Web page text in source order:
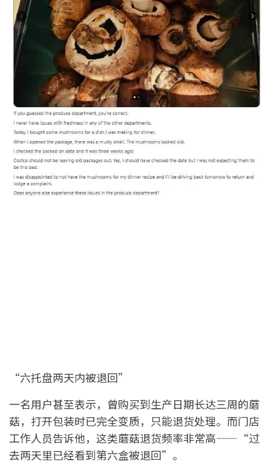
“六托盘两天内被退回”
一名用户甚至表示，曾购买到生产日期长达三周的蘑
菇，打开包装时已完全变质，只能退货处理。而门店
工作人员告诉他，这类蘑菇退货频率非常高——“过
去两天里已经看到第六盒被退回”。